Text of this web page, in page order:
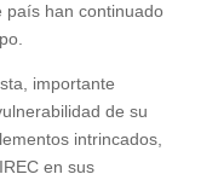
país han continuado
importante
de su
intrincados,
en sus